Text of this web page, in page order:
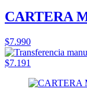
CARTERA
$7.990
$7.191